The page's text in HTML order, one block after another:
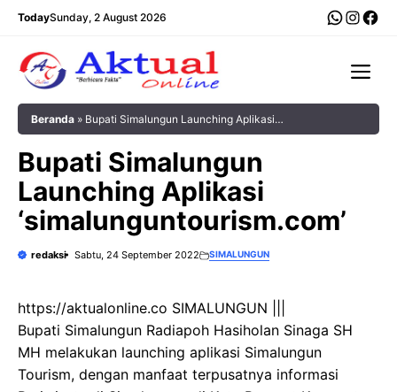
Langsung
TodaySunday, 2 August 2026
Beranda » Bupati Simalungun Launching Aplikasi
Bupati Simalungun
Launching Aplikasi
‘simalunguntourism.com’
redaksi Sabtu, 24 September 2022 SIMALUNGUN
https://aktualonline.co SIMALUNGUN |||
Bupati Simalungun Radiapoh Hasiholan Sinaga SH
MH melakukan launching aplikasi Simalungun
Tourism, dengan manfaat terpusatnya informasi